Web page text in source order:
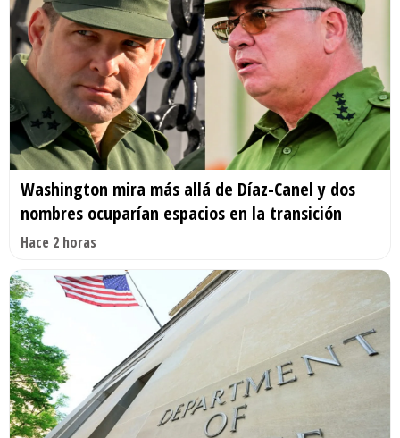
Washington mira más allá de Díaz-Canel y dos
nombres ocuparían espacios en la transición
Hace 2 horas